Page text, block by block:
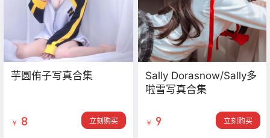
芋圆侑子写真合集
￥ 8 立刻购买
Sally Dorasnow/Sally多
啦雪写真合集
￥ 9 立刻购买